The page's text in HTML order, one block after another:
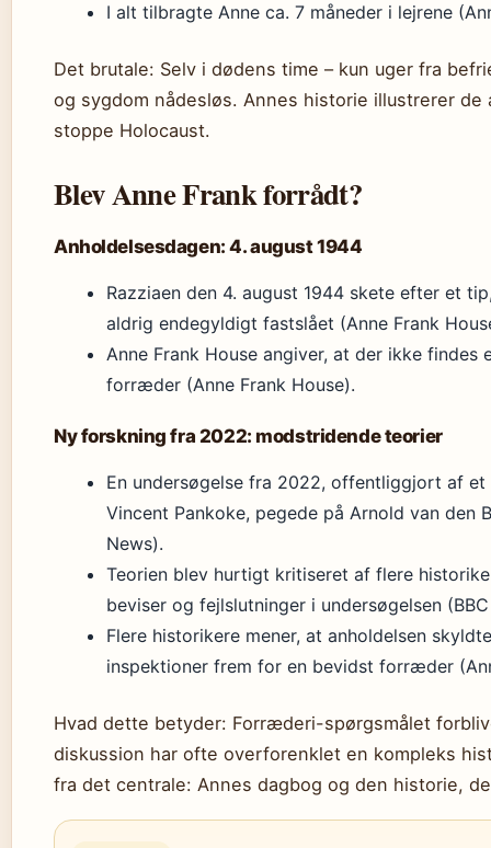
I alt tilbragte Anne ca. 7 måneder i lejrene
Det brutale: Selv i dødens time – kun uger fra
og sygdom nådesløs. Annes historie illustrerer
stoppe Holocaust.
Blev Anne Frank forrådt?
Anholdelsesdagen: 4. august 1944
Razziaen den 4. august 1944 skete efter et
aldrig endegyldigt fastslået (Anne Frank
Anne Frank House angiver, at der ikke findes
forræder (Anne Frank House).
Ny forskning fra 2022: modstridende teorier
En undersøgelse fra 2022, offentliggjort af
Vincent Pankoke, pegede på Arnold van den
News).
Teorien blev hurtigt kritiseret af flere
beviser og fejlslutninger i undersøgelsen
Flere historikere mener, at anholdelsen
inspektioner frem for en bevidst forræder
Hvad dette betyder: Forræderi-spørgsmålet
diskussion har ofte overforenklet en kompleks
fra det centrale: Annes dagbog og den historie,